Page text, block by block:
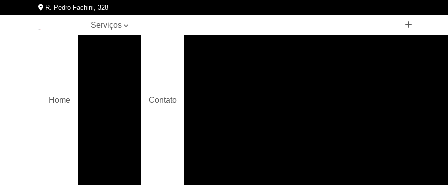
R. Pedro Fachini, 328
Home
Serviços
academia
Contato